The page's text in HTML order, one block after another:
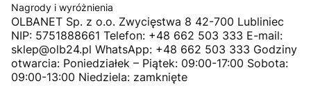
Nagrody i wyróżnienia
OLBANET Sp. z o.o. Zwycięstwa 8 42-700 Lubliniec
NIP: 5751888661 Telefon: +48 662 503 333 E-mail:
sklep@olb24.pl WhatsApp: +48 662 503 333 Godziny
otwarcia: Poniedziałek – Piątek: 09:00-17:00 Sobota:
09:00-13:00 Niedziela: zamknięte